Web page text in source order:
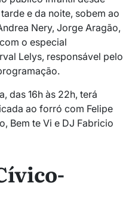
e da noite, sobem ao
Nery, Jorge Aragão,
o especial
Lelys, responsável pelo
das 16h às 22h, terá
ao forró com Felipe
Bem te Vi e DJ Fabricio